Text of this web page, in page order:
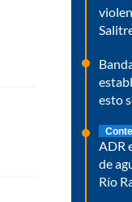
esto
ADR
de
Río